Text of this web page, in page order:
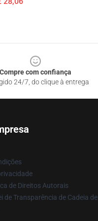
Compre com confiança
24/7, do clique à entrega
de Direitos Autorais
de Transparência de Cadeia de